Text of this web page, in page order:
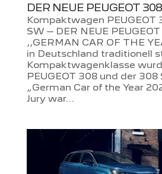
DER NEUE PEUGEOT 308
Kompaktwagen PEUGEOT
SW – DER NEUE
,,GERMAN CAR OF THE
in Deutschland traditionell
Kompaktwagenklasse
PEUGEOT 308 und der 308
„German Car of the Year
Jury war...